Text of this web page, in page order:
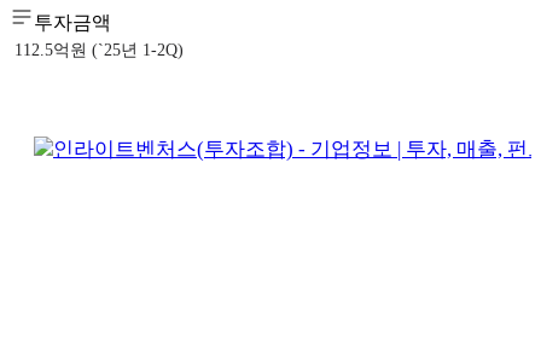
투자금액
112.5억원 (`25년 1-2Q)
인라이트벤처스(투자조합) - 기업정보 | 투자, 매출, 펀